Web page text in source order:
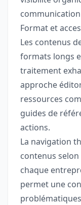
Format et
Les contenus
formats longs
traitement
approche
ressources
guides de
actions.
La navigation
contenus
chaque
permet une